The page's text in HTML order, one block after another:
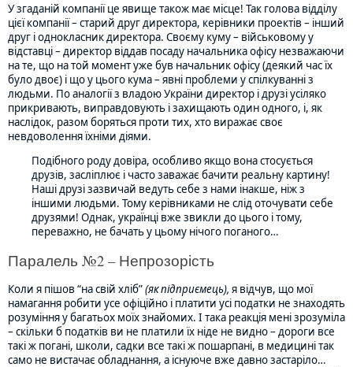
У згаданій компанії це явище також має місце! Так голова відділу
цієї компанії – старий друг директора, керівники проектів – інший
друг і однокласник директора. Своєму куму – військовому у
відставці – директор віддав посаду начальника офісу незважаючи
на те, що на той момент уже був начальник офісу (деякий час їх
було двоє) і що у цього кума – явні проблеми у спілкуванні з
людьми. По аналогії з владою України директор і друзі усіляко
прикривають, виправдовують і захищають один одного, і, як
наслідок, разом боряться проти тих, хто виражає своє
невдоволення їхніми діями.
Подібного роду довіра, особливо якщо вона стосується
друзів, засліплює і часто заважає бачити реальну картину!
Наші друзі зазвичай ведуть себе з нами інакше, ніж з
іншими людьми. Тому керівниками не слід оточувати себе
друзями! Однак, українці вже звикли до цього і тому,
переважно, не бачать у цьому нічого поганого…
Паралель №2 – Непрозорість
Коли я пішов “на свій хліб”(як підприємець), я відчув, що мої
намагання робити усе офіційно і платити усі податки не знаходять
розуміння у багатьох моїх знайомих. І така реакція мені зрозуміла
– скільки б податків ви не платили їх ніде не видно – дороги все
такі ж погані, школи, садки все такі ж пошарпані, в медицині так
само не вистачає обладнання, а існуюче вже давно застаріло…